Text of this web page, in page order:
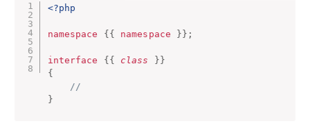
<?php
namespace {{ namespace }} ;
interface {{ class }}
{
//
}